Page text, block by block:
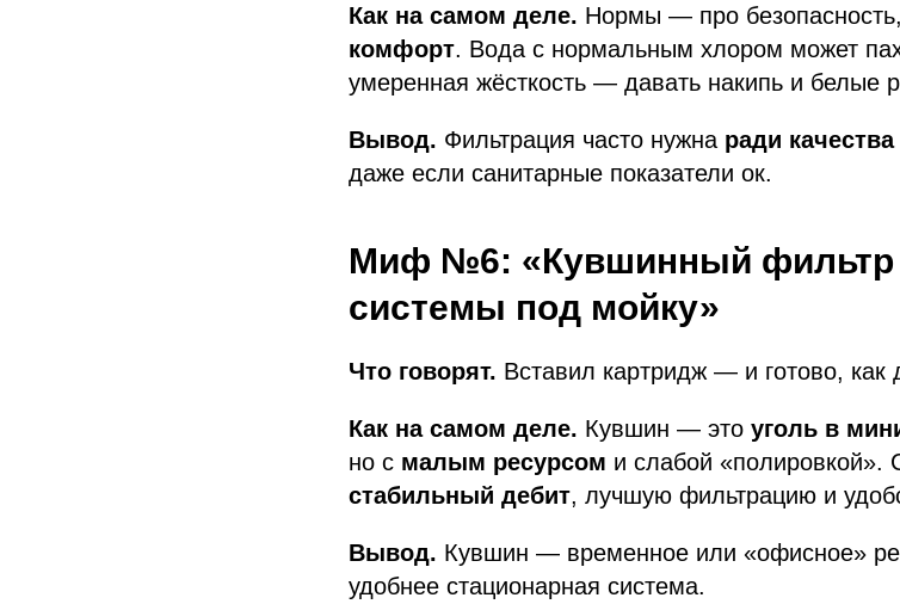
Как на самом деле. Нормы — про
комфорт. Вода с нормальным хлором может
умеренная жёсткость — давать накипь и белые
Вывод. Фильтрация часто нужна ради
даже если санитарные показатели ок.
Миф №6: «Кувшинный фильтр
системы под мойку»
Что говорят. Вставил картридж — и готово, как
Как на самом деле. Кувшин — это уголь в
но с малым ресурсом и слабой
стабильный дебит, лучшую фильтрацию и
Вывод. Кувшин — временное или «офисное»
удобнее стационарная система.